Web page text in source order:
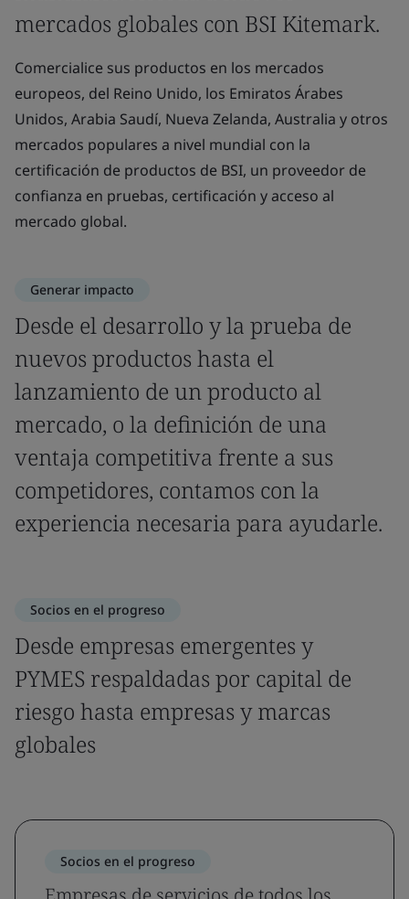
mercados globales con BSI Kitemark.
Comercialice sus productos en los mercados
europeos, del Reino Unido, los Emiratos Árabes
Unidos, Arabia Saudí, Nueva Zelanda, Australia y otros
mercados populares a nivel mundial con la
certificación de productos de BSI, un proveedor de
confianza en pruebas, certificación y acceso al
mercado global.
Generar impacto
Desde el desarrollo y la prueba de
nuevos productos hasta el
lanzamiento de un producto al
mercado, o la definición de una
ventaja competitiva frente a sus
competidores, contamos con la
experiencia necesaria para ayudarle.
Socios en el progreso
Desde empresas emergentes y
PYMES respaldadas por capital de
riesgo hasta empresas y marcas
globales
Socios en el progreso